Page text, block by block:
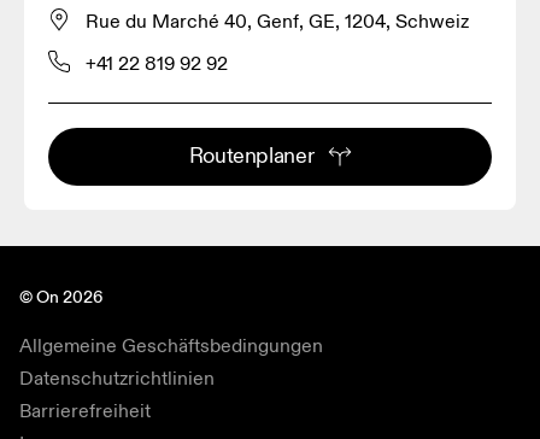
Rue du Marché 40, Genf, GE, 1204, Schweiz
+41 22 819 92 92
Routenplaner
© On 2026
Allgemeine Geschäftsbedingungen
Datenschutzrichtlinien
Barrierefreiheit